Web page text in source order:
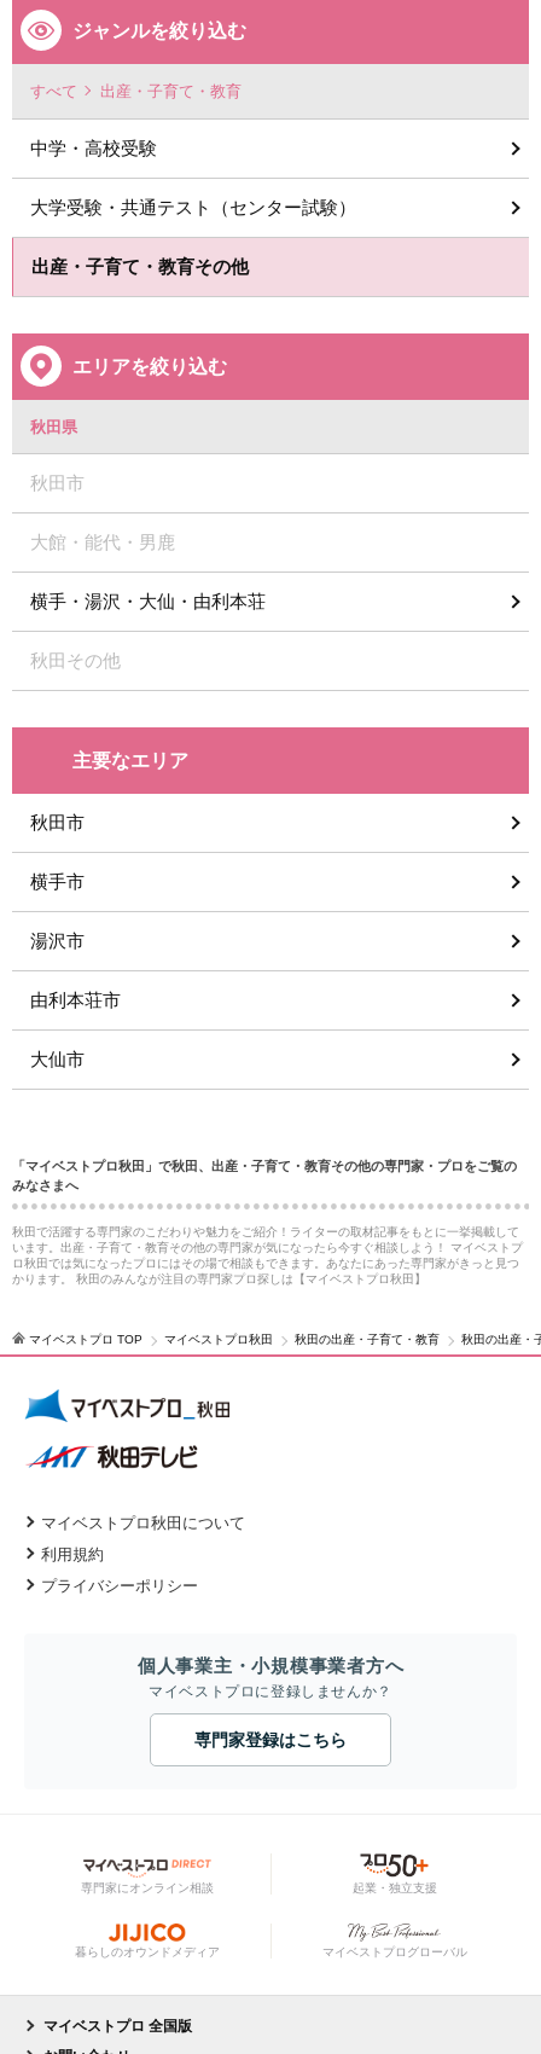
ジャンルを絞り込む
すべて 出産・子育て・教育
中学・高校受験
大学受験・共通テスト（センター試験）
出産・子育て・教育その他
エリアを絞り込む
秋田県
秋田市
大館・能代・男鹿
横手・湯沢・大仙・由利本荘
秋田その他
主要なエリア
秋田市
横手市
湯沢市
由利本荘市
大仙市
「マイベストプロ秋田」で秋田、出産・子育て・教育その他の専門家・プロをご覧の
みなさまへ
秋田で活躍する専門家のこだわりや魅力をご紹介！ライターの取材記事をもとに一挙掲載して
います。出産・子育て・教育その他の専門家が気になったら今すぐ相談しよう！ マイベストプ
ロ秋田では気になったプロにはその場で相談もできます。あなたにあった専門家がきっと見つ
かります。 秋田のみんなが注目の専門家プロ探しは【マイベストプロ秋田】
マイベストプロ TOP マイベストプロ秋田 秋田の出産・子育て・教育 秋田の出産・
マイベストプロ秋田について
利用規約
プライバシーポリシー
個人事業主・小規模事業者方へ
マイベストプロに登録しませんか？
専門家登録はこちら
専門家にオンライン相談 起業・独立支援
暮らしのオウンドメディア マイベストプログローバル
マイベストプロ 全国版